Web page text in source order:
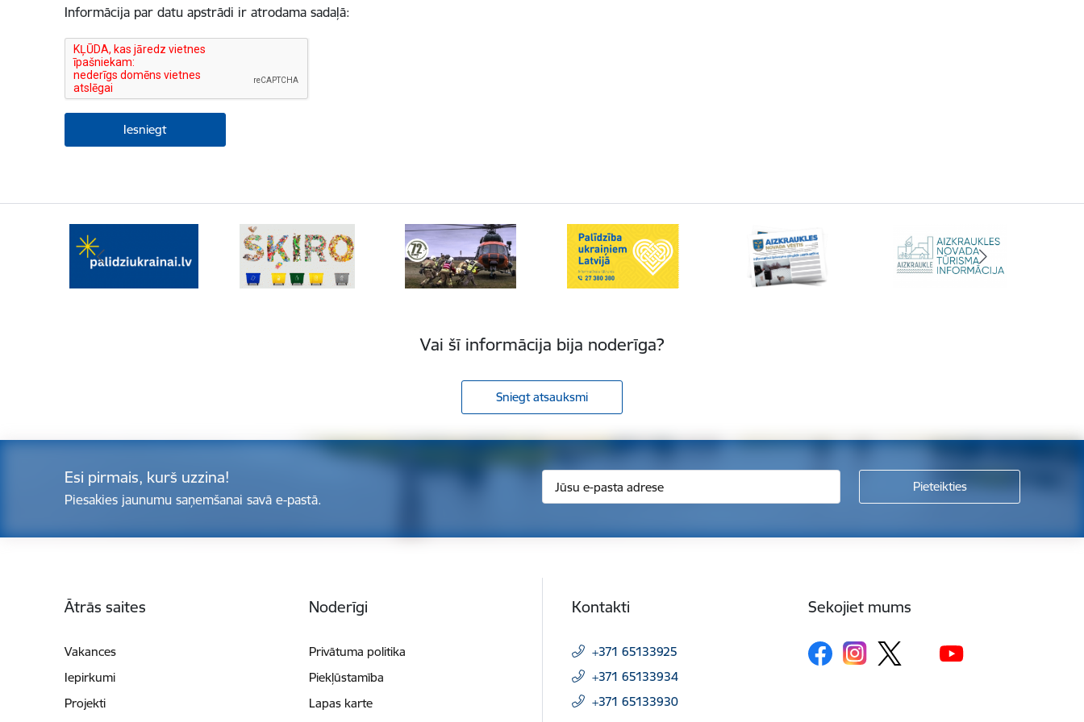
Informācija par datu apstrādi ir atrodama sadaļā:
Vai šī informācija bija noderīga?
Sniegt atsauksmi
Esi pirmais, kurš uzzina!
Piesakies jaunumu saņemšanai savā e-pastā.
Ātrās saites
Vakances
Iepirkumi
Projekti
Noderīgi
Privātuma politika
Piekļūstamība
Lapas karte
Kontakti
+371 65133925
+371 65133934
+371 65133930
Sekojiet mums